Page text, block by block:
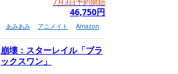
7月3日予約開始
46,750円
あみあみ アニメイト Amazon
崩壊：スターレイル「ブラ
ックスワン」